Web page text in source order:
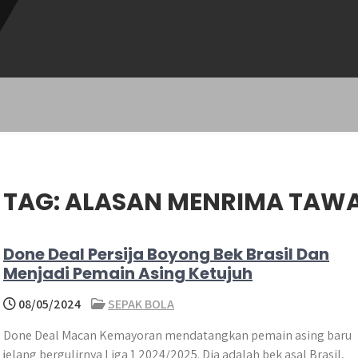
TAG:ALASAN MENRIMA
Done Deal Persija Boyong Bek Brasil Dan
Menjadi Pemain Asing Ketujuh
08/05/2024
SEPAK BOLA
Done Deal Macan Kemayoran mendatangkan pemain asing baru
jelang bergulirnya Liga 1 2024/2025. Dia adalah bek asal Brasil,